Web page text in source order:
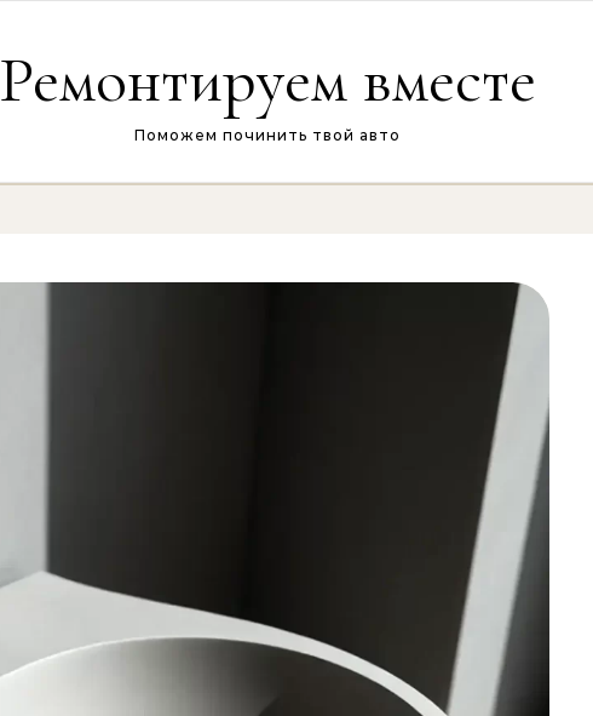
Ремонтируем вместе
Поможем починить твой авто